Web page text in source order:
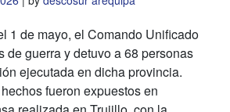
1 de mayo, el Comando Unificado
de guerra y detuvo a 68 personas
ejecutada en dicha provincia.
fueron expuestos en